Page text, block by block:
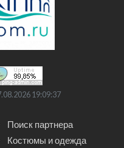
19:09:37
Поиск партнера
Костюмы и одежда